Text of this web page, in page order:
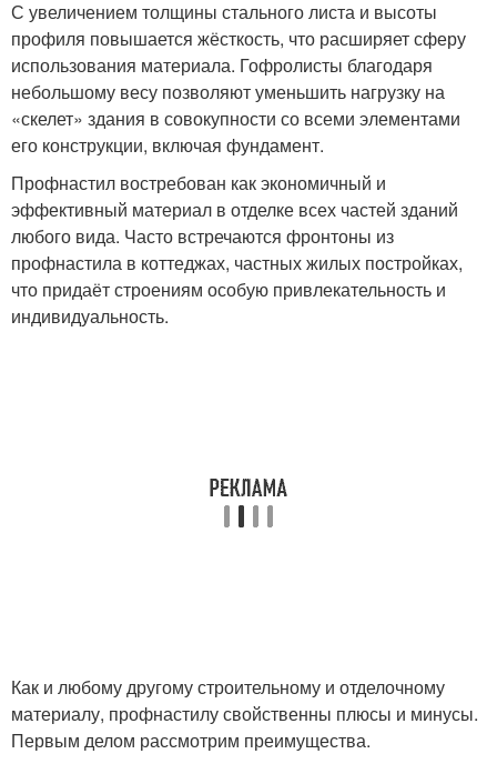
С увеличением толщины стального листа и высоты
профиля повышается жёсткость, что расширяет сферу
использования материала. Гофролисты благодаря
небольшому весу позволяют уменьшить нагрузку на
«скелет» здания в совокупности со всеми элементами
его конструкции, включая фундамент.
Профнастил востребован как экономичный и
эффективный материал в отделке всех частей зданий
любого вида. Часто встречаются фронтоны из
профнастила в коттеджах, частных жилых постройках,
что придаёт строениям особую привлекательность и
индивидуальность.
Как и любому другому строительному и отделочному
материалу, профнастилу свойственны плюсы и минусы.
Первым делом рассмотрим преимущества.